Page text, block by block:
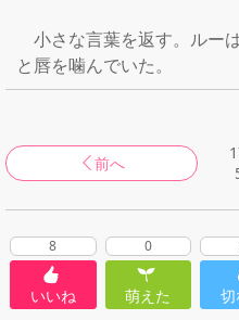
小さな言葉を返す。ルー
と唇を噛んでいた。
前へ
8
いいね
0
萌えた 切